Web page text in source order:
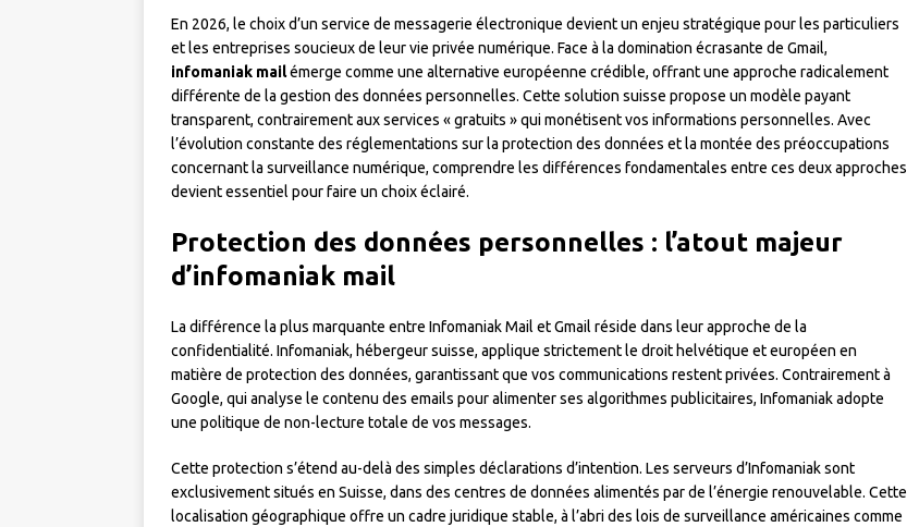
En 2026, le choix d’un service de messagerie électronique devient un enjeu stratégique pour les particuliers
et les entreprises soucieux de leur vie privée numérique. Face à la domination écrasante de Gmail,
infomaniak mailémerge comme une alternative européenne crédible, offrant une approche radicalement
différente de la gestion des données personnelles. Cette solution suisse propose un modèle payant
transparent, contrairement aux services « gratuits » qui monétisent vos informations personnelles. Avec
l’évolution constante des réglementations sur la protection des données et la montée des préoccupations
concernant la surveillance numérique, comprendre les différences fondamentales entre ces deux approches
devient essentiel pour faire un choix éclairé.
Protection des données personnelles : l’atout majeur
d’infomaniak mail
La différence la plus marquante entre Infomaniak Mail et Gmail réside dans leur approche de la
confidentialité. Infomaniak, hébergeur suisse, applique strictement le droit helvétique et européen en
matière de protection des données, garantissant que vos communications restent privées. Contrairement à
Google, qui analyse le contenu des emails pour alimenter ses algorithmes publicitaires, Infomaniak adopte
une politique de non-lecture totale de vos messages.
Cette protection s’étend au-delà des simples déclarations d’intention. Les serveurs d’Infomaniak sont
exclusivement situés en Suisse, dans des centres de données alimentés par de l’énergie renouvelable. Cette
localisation géographique offre un cadre juridique stable, à l’abri des lois de surveillance américaines comme